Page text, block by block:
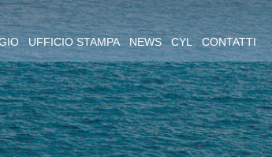
UFFICIO STAMPA NEWS CYL CONTATTI